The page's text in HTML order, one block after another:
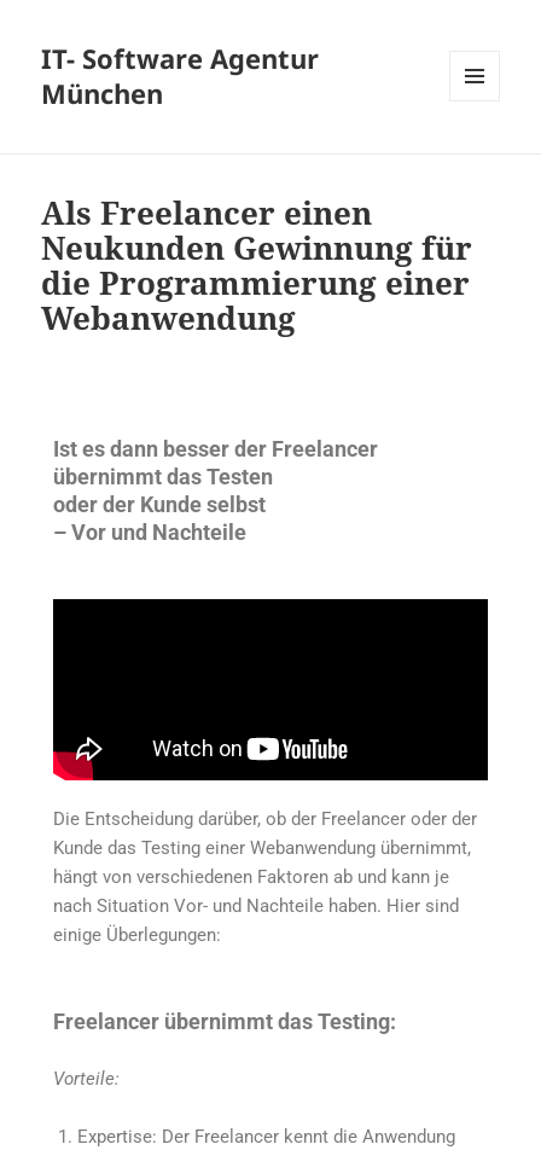
IT- Software Agentur
München
Als Freelancer einen
Neukunden Gewinnung für
die Programmierung einer
Webanwendung
Ist es dann besser der Freelancer
übernimmt das Testen
oder der Kunde selbst
– Vor und Nachteile
Die Entscheidung darüber, ob der Freelancer oder der
Kunde das Testing einer Webanwendung übernimmt,
hängt von verschiedenen Faktoren ab und kann je
nach Situation Vor- und Nachteile haben. Hier sind
einige Überlegungen:
Freelancer übernimmt das Testing:
Vorteile:
Expertise: Der Freelancer kennt die Anwendung